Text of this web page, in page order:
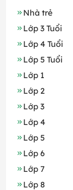
Nhà trẻ
Lớp 3 Tuổi
Lớp 4 Tuổi
Lớp 5 Tuổi
Lớp 1
Lớp 2
Lớp 3
Lớp 4
Lớp 5
Lớp 6
Lớp 7
Lớp 8